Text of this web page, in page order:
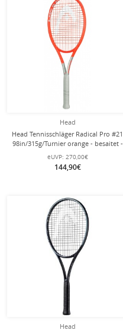
Head
Head Tennisschläger Radical Pro #21
98in/315g/Turnier orange - besaitet -
eUVP: 270,00€
144,90€
Head